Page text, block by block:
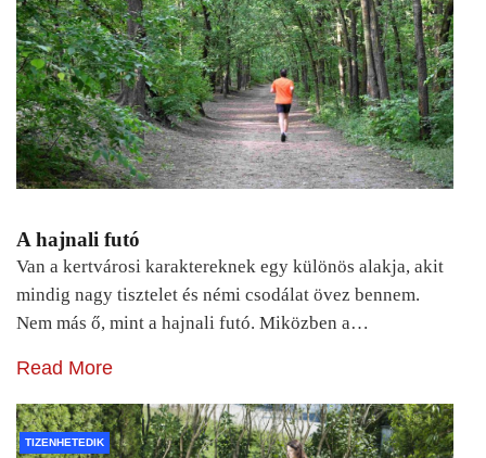
A hajnali futó
Van a kertvárosi karaktereknek egy különös alakja, akit
mindig nagy tisztelet és némi csodálat övez bennem.
Nem más ő, mint a hajnali futó. Miközben a…
Read More
TIZENHETEDIK